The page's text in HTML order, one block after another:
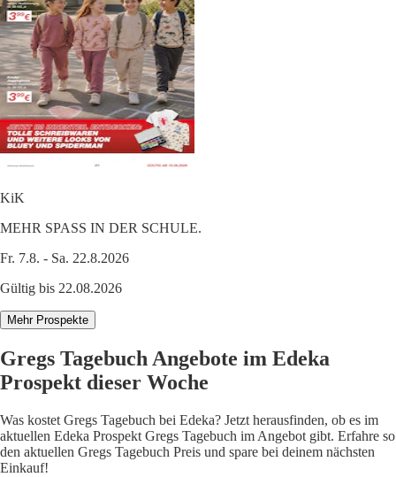
KiK
MEHR SPASS IN DER SCHULE.
Fr. 7.8. - Sa. 22.8.2026
Gültig bis 22.08.2026
Mehr Prospekte
Gregs Tagebuch Angebote im Edeka
Prospekt dieser Woche
Was kostet Gregs Tagebuch bei Edeka? Jetzt herausfinden, ob es im
aktuellen Edeka Prospekt Gregs Tagebuch im Angebot gibt. Erfahre so
den aktuellen Gregs Tagebuch Preis und spare bei deinem nächsten
Einkauf!